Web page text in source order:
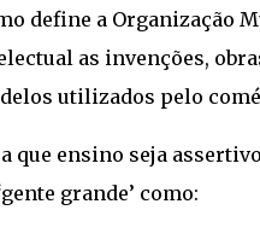
define a Organização
as invenções,
utilizados pelo
que ensino seja
grande’ como: